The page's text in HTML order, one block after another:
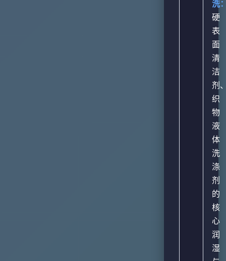
洗
硬
表
面
清
洁
剂
织
物
液
体
洗
涤
剂
的
核
心
润
湿